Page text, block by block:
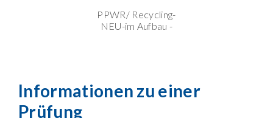
PPWR/ Recycling-
NEU-im Aufbau -
Informationen zu einer
Prüfung